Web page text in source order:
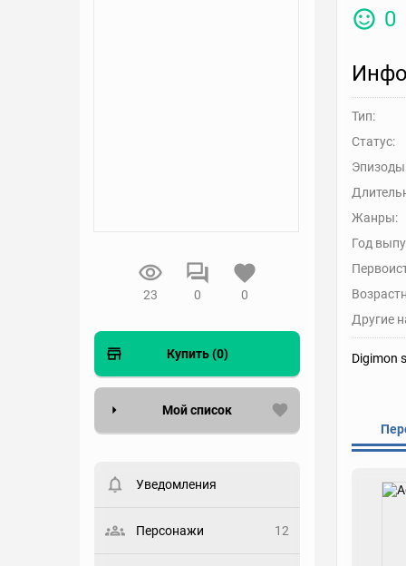
23 0 0
Купить (0)
Мой список
пользователи. Хотите
Статус
Уведомления
Персонажи 12
0
Тип:
Статус:
Жанры:
Год
Другие
Digimon